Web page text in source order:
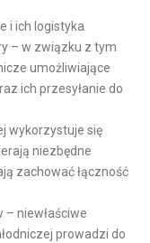
i ich logistyka
– w związku z tym
umożliwiające
ich przesyłanie do
wykorzystuje się
niezbędne
zachować łączność
– niewłaściwe
prowadzi do